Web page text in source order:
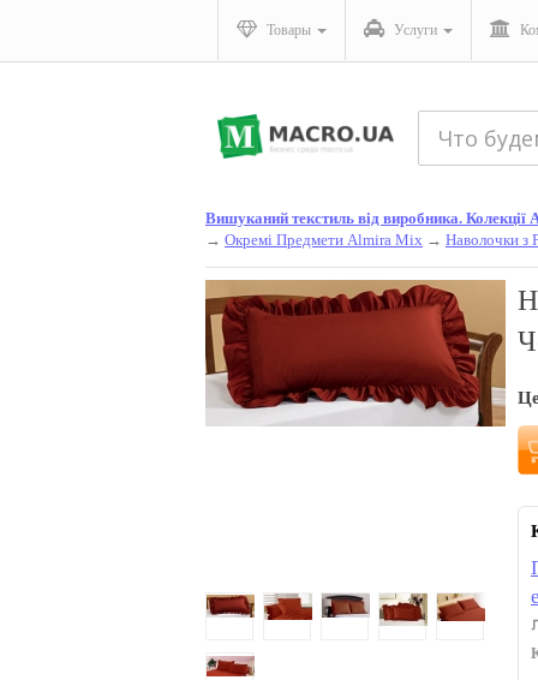
Товары Услуги
Вишуканий текстиль від виробника. Колекції
→ Окремі Предмети Almira Mix → Наволочки